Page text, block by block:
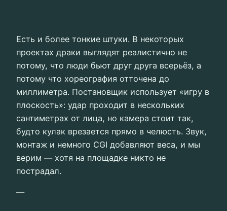
Есть и более тонкие штуки. В некоторых
проектах драки выглядят реалистично не
потому, что люди бьют друг друга всерьёз, а
потому что хореография отточена до
миллиметра. Постановщик использует «игру в
плоскость»: удар проходит в нескольких
сантиметрах от лица, но камера стоит так,
будто кулак врезается прямо в челюсть. Звук,
монтаж и немного CGI добавляют веса, и мы
верим — хотя на площадке никто не
пострадал.
—